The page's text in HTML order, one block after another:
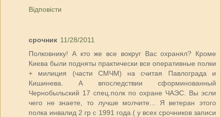
Відповісти
срочник 11/28/2011
Полковнику! А кто же все вокруг Вас охранял? Кроме
Киева были подняты практически все оперативные полки
+ милиция (части СМЧМ) на считая Павлограда и
Кишинева. А впоследствии сформинованный
Чернобыльский 17 спец.полк по охране ЧАЭС. Вы эсли
чего не знаете, то лучше молчите... Я ветеран этого
полка инвалид 2 гр с 1991 года.( у всех срочников записи